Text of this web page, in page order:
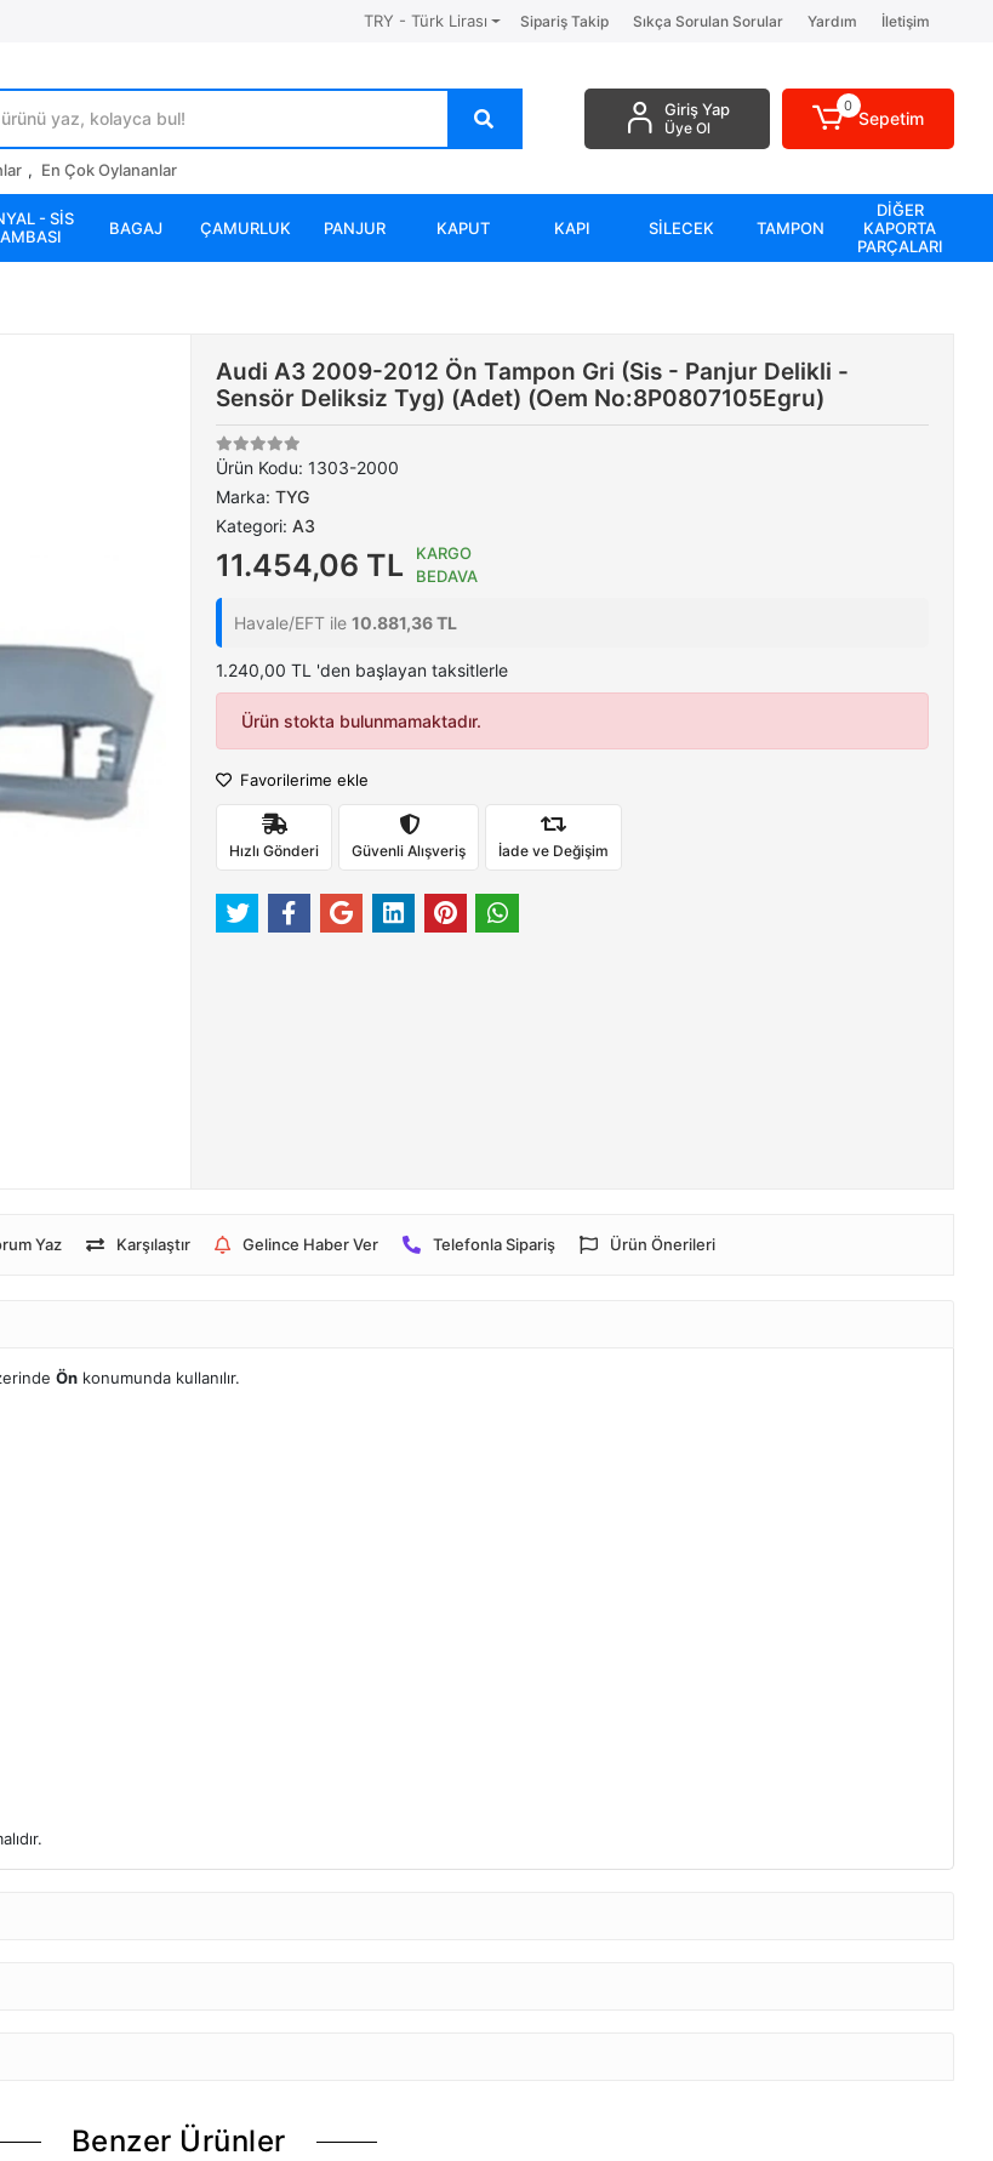
TRY - Türk Lirası Sipariş Takip Sıkça Sorulan Sorular Yardım İletişim
, En Çok Oylananlar
Giriş Yap
Üye Ol
0
Sepetim
- SİS
BAGAJ ÇAMURLUK PANJUR KAPUT KAPI SİLECEK TAMPON
DİĞER
KAPORTA
PARÇALARI
Audi A3 2009-2012 Ön Tampon Gri (Sis - Panjur Delikli -
Sensör Deliksiz Tyg) (Adet) (Oem No:8P0807105Egru)
Ürün Kodu: 1303-2000
Marka: TYG
Kategori: A3
11.454,06 TL
KARGO
BEDAVA
Havale/EFT ile 10.881,36 TL
1.240,00 TL 'den başlayan taksitlerle
Ürün stokta bulunmamaktadır.
Favorilerime ekle
Hızlı Gönderi Güvenli Alışveriş İade ve Değişim
Yaz Karşılaştır Gelince Haber Ver Telefonla Sipariş Ürün Önerileri
Ön konumunda kullanılır.
Benzer Ürünler